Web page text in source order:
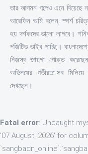
তার আগমন গল্পেও এনে দিয়েছে
আরেফিন অমি বলেন, স্পর্শ
হয় দর্শকদের ভালো লাগবে।
পজিটিভ ভাইব পাচ্ছি।
নিজস্ব জায়গা পোক্ত
অভিনয়ের গভীরতা-সব
দেখছেন।
Fatal error: Uncaught
'07 August, 2026' for